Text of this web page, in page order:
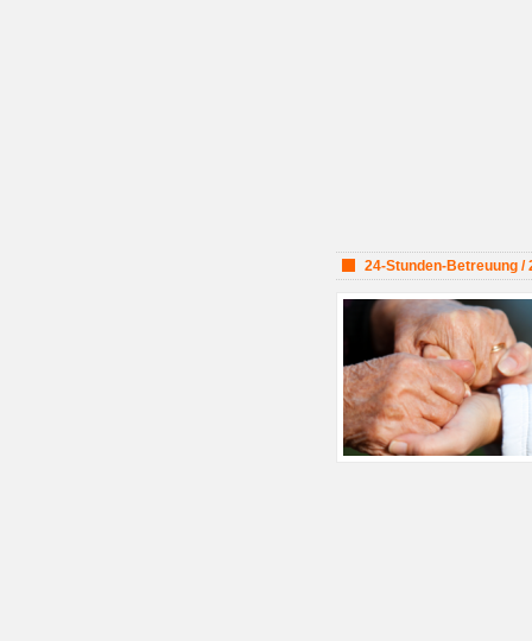
24-Stunden-Betreuung /